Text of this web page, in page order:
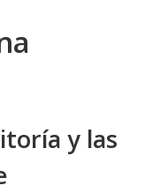
y las